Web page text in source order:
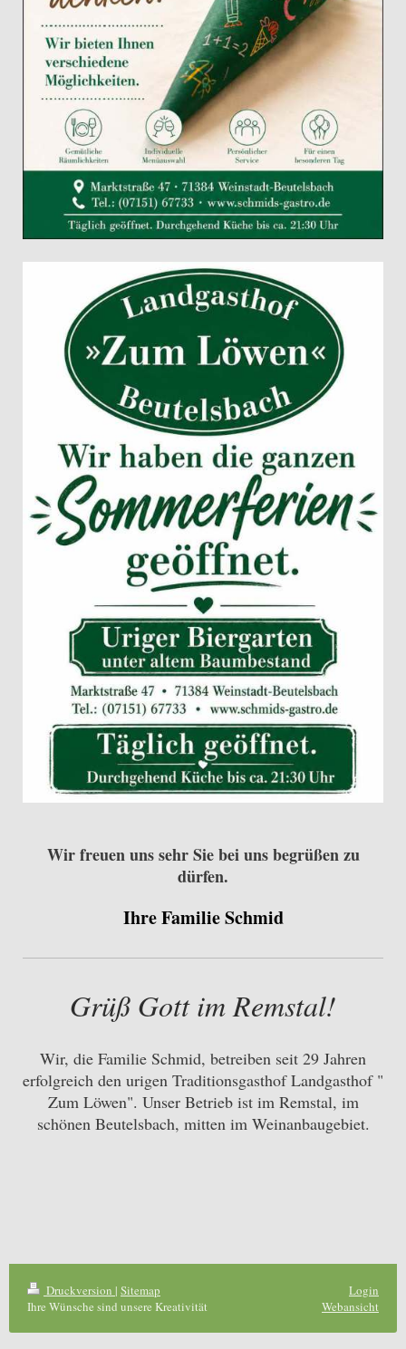
Wir freuen uns sehr Sie bei uns begrüßen zu
dürfen.
Ihre Familie Schmid
Grüß Gott im Remstal!
Wir, die Familie Schmid, betreiben seit 29 Jahren
erfolgreich den urigen Traditionsgasthof Landgasthof "
Zum Löwen". Unser Betrieb ist im Remstal, im
schönen Beutelsbach, mitten im Weinanbaugebiet.
Druckversion | Sitemap
Ihre Wünsche sind unsere Kreativität
Login
Webansicht